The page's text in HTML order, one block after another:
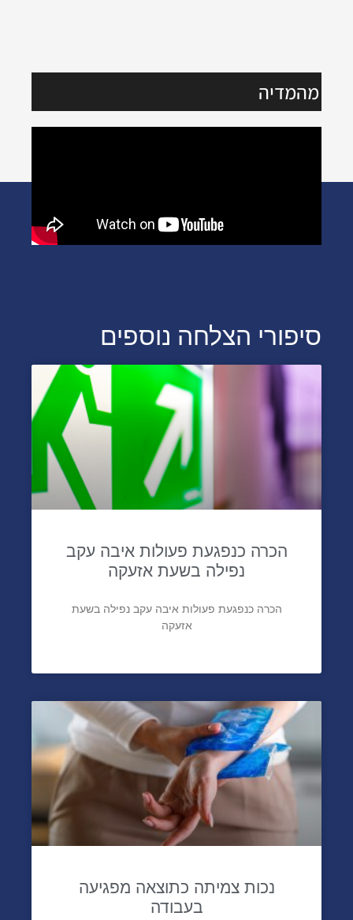
מהמדיה
סיפורי הצלחה נוספים
הכרה כנפגעת פעולות איבה עקב
נפילה בשעת אזעקה
הכרה כנפגעת פעולות איבה עקב נפילה בשעת
אזעקה
נכות צמיתה כתוצאה מפגיעה
בעבודה